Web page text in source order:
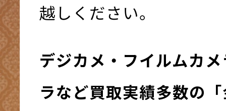
越しください。
デジカメ・フイルムカ
ラなど買取実績多数の